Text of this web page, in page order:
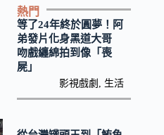
熱門
等了24年終於圓夢！阿
弟發片化身黑道大哥
吻戲纏綿拍到像「喪
屍」
影視戲劇 生活